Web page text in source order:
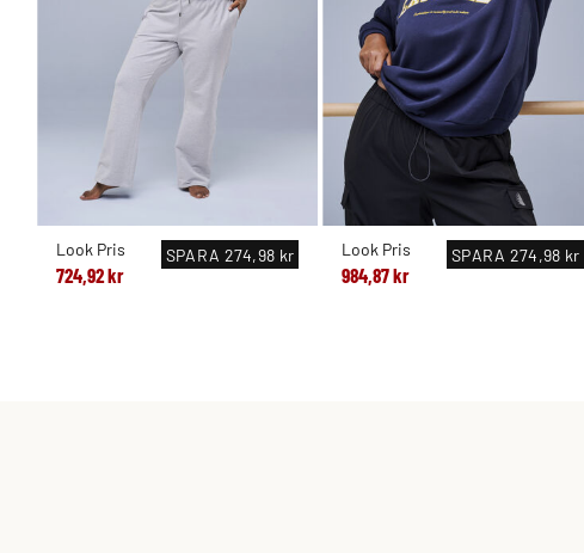
Look Pris
724,92 kr
SPARA 274,98 kr Look Pris
984,87 kr
SPARA 274,98 kr